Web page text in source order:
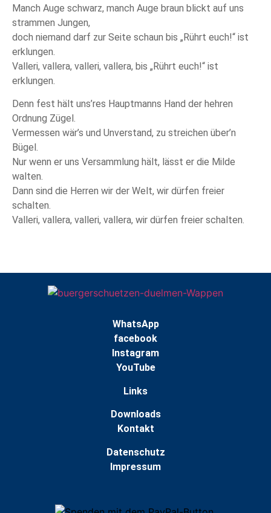
Manch Auge schwarz, manch Auge braun blickt auf uns
strammen Jungen,
doch niemand darf zur Seite schaun bis „Rührt euch!“ ist
erklungen.
Valleri, vallera, valleri, vallera, bis „Rührt euch!“ ist
erklungen.
Denn fest hält uns’res Hauptmanns Hand der hehren
Ordnung Zügel.
Vermessen wär’s und Unverstand, zu streichen über’n
Bügel.
Nur wenn er uns Versammlung hält, lässt er die Milde
walten.
Dann sind die Herren wir der Welt, wir dürfen freier
schalten.
Valleri, vallera, valleri, vallera, wir dürfen freier schalten.
WhatsApp
facebook
Instagram
YouTube
Links
Downloads
Kontakt
Datenschutz
Impressum